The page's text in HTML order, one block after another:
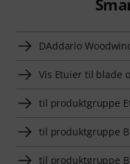
DAddario
Vis Etuier til blade
til produktgruppe
til produktgruppe
til produktgruppe